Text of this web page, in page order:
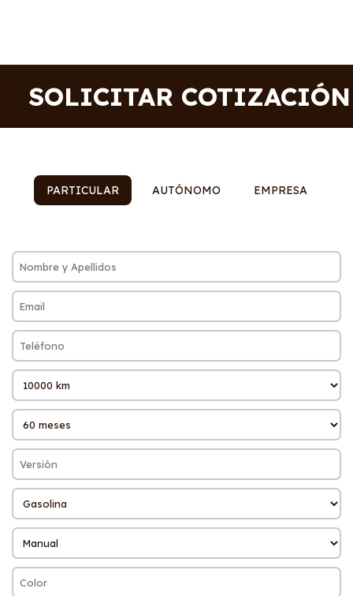
SOLICITAR COTIZACIÓN
PARTICULAR AUTÓNOMO EMPRESA